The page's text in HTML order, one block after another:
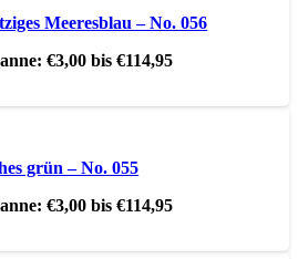
Meeresblau – No. 056
€3,00 bis €114,95
grün – No. 055
€3,00 bis €114,95